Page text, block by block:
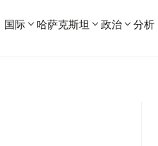
国际 哈萨克斯坦 政治 分析